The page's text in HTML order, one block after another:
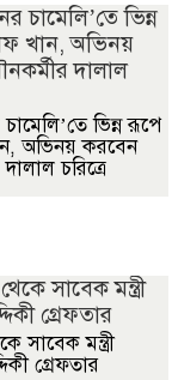
ভিন্ন রূপে
অভিনয় করবেন
চরিত্রে
সাবেক মন্ত্রী
গ্রেফতার